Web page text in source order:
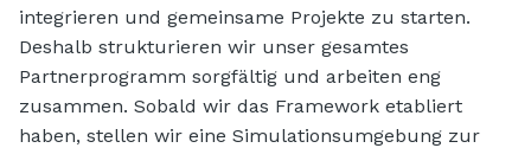
integrieren und gemeinsame Projekte zu starten.
Deshalb strukturieren wir unser gesamtes
Partnerprogramm sorgfältig und arbeiten eng
zusammen. Sobald wir das Framework etabliert
haben, stellen wir eine Simulationsumgebung zur